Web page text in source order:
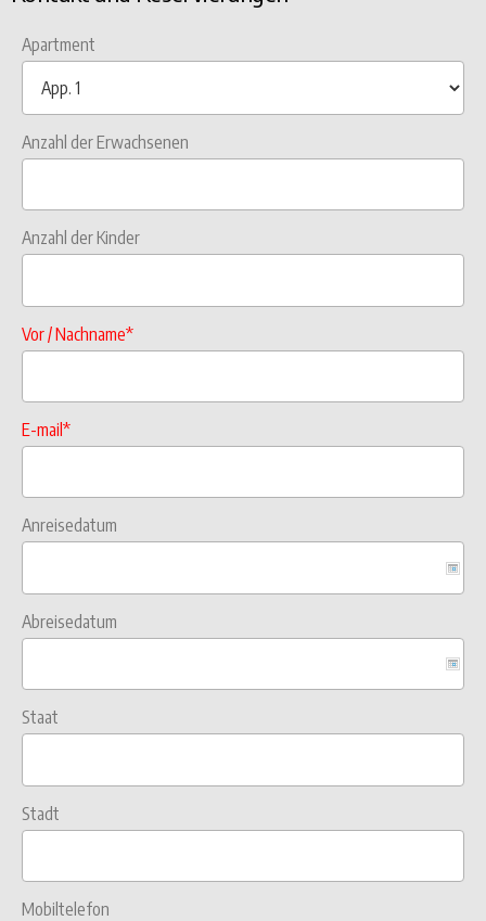
Apartment
Anzahl der Erwachsenen
Anzahl der Kinder
Vor / Nachname*
E-mail*
Anreisedatum
Abreisedatum
Staat
Stadt
Mobiltelefon